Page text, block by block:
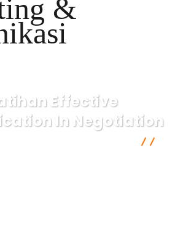
Effective
In Negotiation